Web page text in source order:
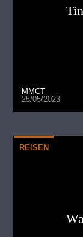
MMCT
25/05/2023
REISEN